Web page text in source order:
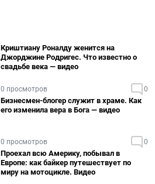
Криштиану Роналду женится на
Джорджине Родригес. Что известно о
свадьбе века — видео
0 просмотров 0
Бизнесмен-блогер служит в храме. Как
его изменила вера в Бога — видео
0 просмотров 0
Проехал всю Америку, побывал в
Европе: как байкер путешествует по
миру на мотоцикле. Видео